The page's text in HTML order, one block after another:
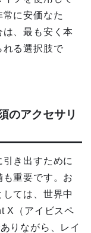
に安価なた
、最も安く本
れる選択肢で
のアクセサリ
き出すために
重要です。お
ては、世界中
X（アイビスペ
りながら、レイ